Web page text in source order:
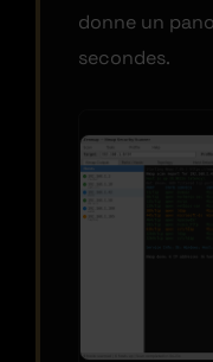
donne un
secondes.